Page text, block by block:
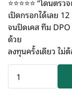
เปิดกรอกได้เลย
จนปิดเคส ทีม
ด้วย
ลงทุนครั้งเดียว ไม่